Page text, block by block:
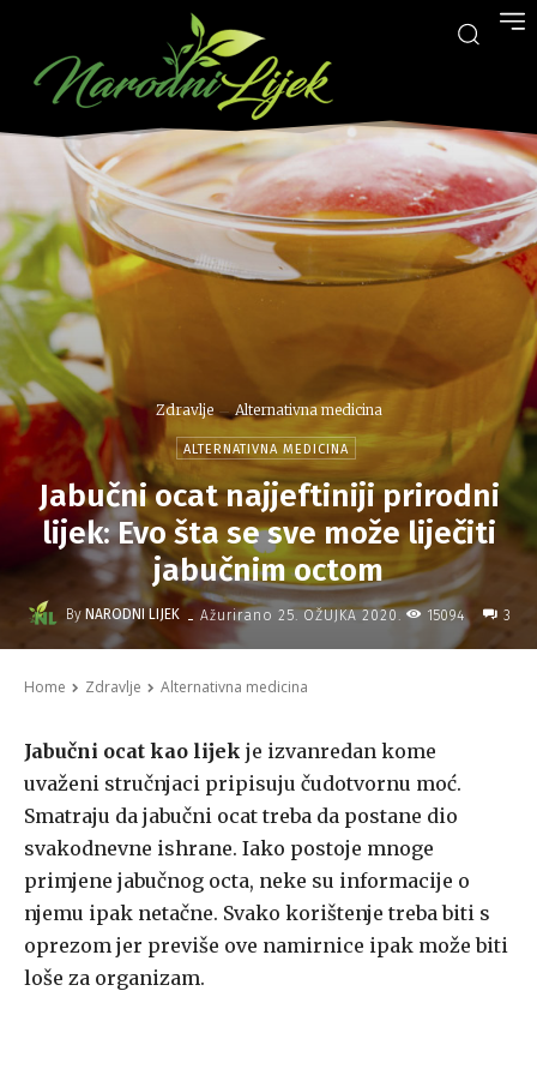
Zdravlje Alternativna medicina
ALTERNATIVNA MEDICINA
Jabučni ocat najjeftiniji prirodni
lijek: Evo šta se sve može liječiti
jabučnim octom
By NARODNI LIJEK - Ažurirano 25. OŽUJKA 2020. 15094 3
Home Zdravlje Alternativna medicina
Jabučni ocat kao lijek je izvanredan kome
uvaženi stručnjaci pripisuju čudotvornu moć.
Smatraju da jabučni ocat treba da postane dio
svakodnevne ishrane. Iako postoje mnoge
primjene jabučnog octa, neke su informacije o
njemu ipak netačne. Svako korištenje treba biti s
oprezom jer previše ove namirnice ipak može biti
loše za organizam.